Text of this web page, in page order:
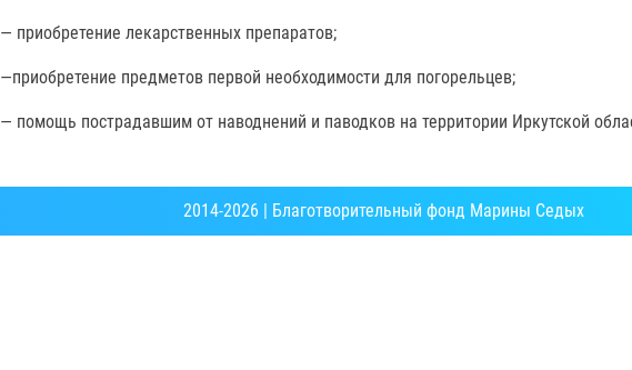
— приобретение лекарственных препаратов;
—приобретение предметов первой необходимости для погорельцев;
— помощь пострадавшим от наводнений и паводков на территории Иркутской
2014-2026 | Благотворительный фонд Марины Седых